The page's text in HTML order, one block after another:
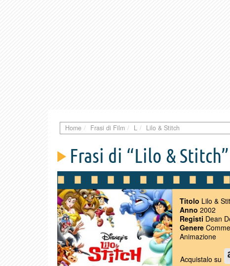
Home Frasi di Film L Lilo & Stitch
Frasi di “Lilo & Stitch”
Titolo Lilo &
Anno 2002
Registi Dean
Genere
Animazione
Acquistalo su